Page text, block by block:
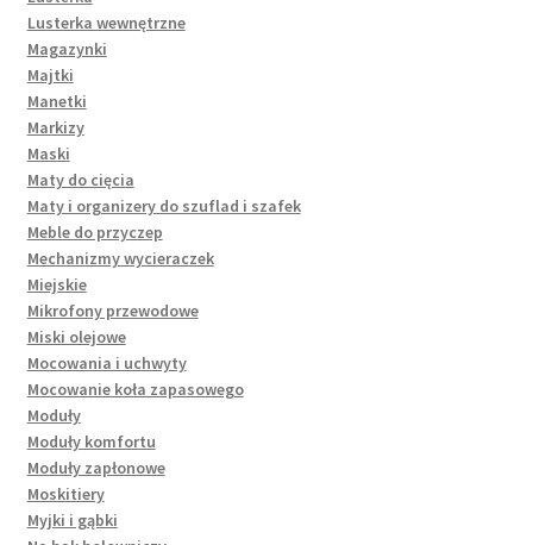
Lusterka wewnętrzne
Magazynki
Majtki
Manetki
Markizy
Maski
Maty do cięcia
Maty i organizery do szuflad i szafek
Meble do przyczep
Mechanizmy wycieraczek
Miejskie
Mikrofony przewodowe
Miski olejowe
Mocowania i uchwyty
Mocowanie koła zapasowego
Moduły
Moduły komfortu
Moduły zapłonowe
Moskitiery
Myjki i gąbki